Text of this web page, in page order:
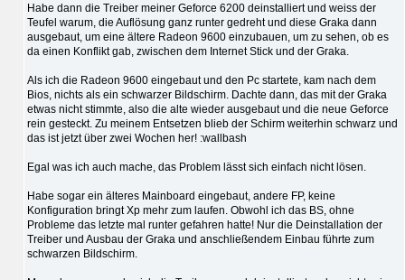
Habe dann die Treiber meiner Geforce 6200 deinstalliert und weiss der
Teufel warum, die Auflösung ganz runter gedreht und diese Graka dann
ausgebaut, um eine ältere Radeon 9600 einzubauen, um zu sehen, ob es
da einen Konflikt gab, zwischen dem Internet Stick und der Graka.
Als ich die Radeon 9600 eingebaut und den Pc startete, kam nach dem
Bios, nichts als ein schwarzer Bildschirm. Dachte dann, das mit der Graka
etwas nicht stimmte, also die alte wieder ausgebaut und die neue Geforce
rein gesteckt. Zu meinem Entsetzen blieb der Schirm weiterhin schwarz und
das ist jetzt über zwei Wochen her! :wallbash
Egal was ich auch mache, das Problem lässt sich einfach nicht lösen.
Habe sogar ein älteres Mainboard eingebaut, andere FP, keine
Konfiguration bringt Xp mehr zum laufen. Obwohl ich das BS, ohne
Probleme das letzte mal runter gefahren hatte! Nur die Deinstallation der
Treiber und Ausbau der Graka und anschließendem Einbau führte zum
schwarzen Bildschirm.